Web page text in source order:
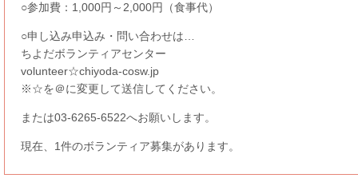
○参加費：1,000円～2,000円（食事代）
○申し込み申込み・問い合わせは…
ちよだボランティアセンター
volunteer☆chiyoda-cosw.jp
※☆を＠に変更して送信してください。
または03-6265-6522へお願いします。
現在、1件のボランティア募集があります。